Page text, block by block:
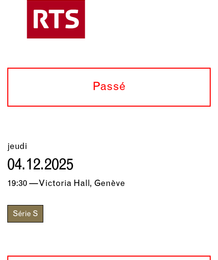
Passé
jeudi
04.12.2025
19:30 — Victoria Hall, Genève
Série S